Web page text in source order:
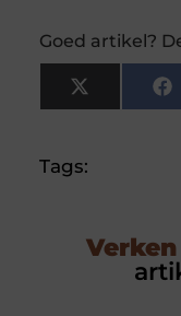
Goed artikel?
X
(Twitter)
Tags: